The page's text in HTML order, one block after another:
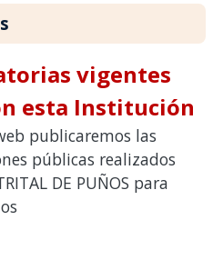
vigentes
esta Institución
publicaremos las
públicas realizados
DE PUÑOS para